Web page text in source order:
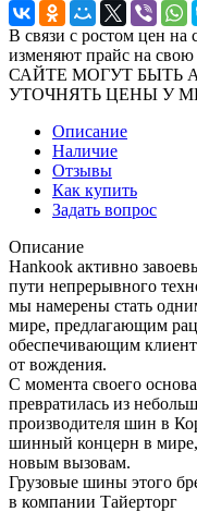
В связи с ростом цен на
изменяют прайс на
САЙТЕ МОГУТ БЫТЬ
УТОЧНЯТЬ ЦЕНЫ У
Описание
Наличие
Отзывы
Как купить
Задать вопрос
Описание
Hankook активно
пути непрерывного
мы намерены стать
мире, предлагающим
обеспечивающим
от вождения.
С момента своего
превратилась из
производителя шин в
шинный концерн в мире,
новым вызовам.
Грузовые шины этого
в компании Тайерторг